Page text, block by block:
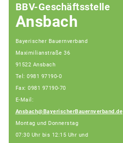
BBV-Geschäftsstelle
Ansbach
Bayerischer Bauernverband
Maximilianstraße 36
91522 Ansbach
Tel: 0981 97190-0
Fax: 0981 97190-70
E-Mail:
Ansbach@BayerischerBauernverband.de
Montag und Donnerstag
07:30 Uhr bis 12:15 Uhr und